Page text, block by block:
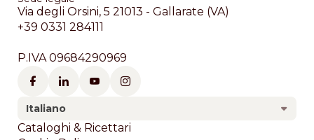
Via degli Orsini, 5 21013 - Gallarate (VA)
+39 0331 284111
P.IVA 09684290969
Italiano
Footer
Cataloghi & Ricettari